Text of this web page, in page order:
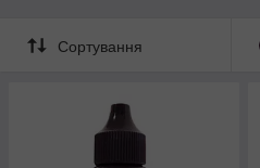
Сортування